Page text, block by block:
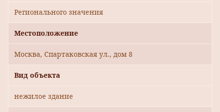
Регионального значения
Местоположение
Москва, Спартаковская ул., дом 8
Вид объекта
нежилое здание